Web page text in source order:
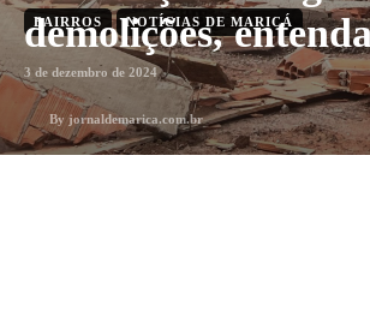
demolições,
BAIRROS NOTÍCIAS DE MARICÁ
3 de dezembro de 2024
By jornaldemarica.com.br